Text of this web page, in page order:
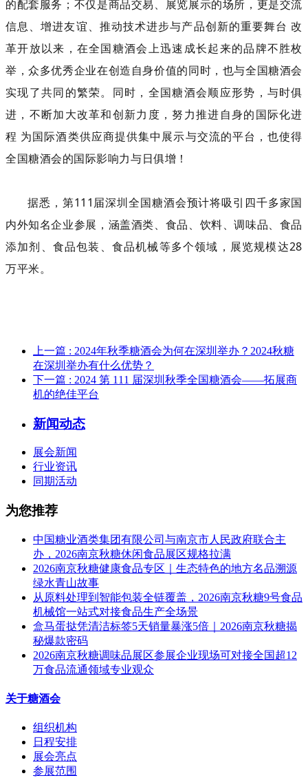
的配套服务；不仅是商品交易、展览展示的场所，更是交流
信息、增进友谊、推动技术进步与产品创新的重要舞台 改
革开放以来，在全国糖酒会上迅速成长起来的品牌不胜枚
举，众多优秀企业在创造自身价值的同时，也与全国糖酒会
实现了共同的繁荣。同时，全国糖酒会顺应形势，与时俱
进，不断加大改革和创新力度，努力推进自身的国际化进
程 为国际酒类供应商提供集中展示与交流的平台，也使得
全国糖酒会的国际影响力与日俱增！
据悉，第111届深圳全国糖酒会预计将吸引四千多家国
内外知名企业参展，涵盖酒类、食品、饮料、调味品、食品
添加剂、食品包装、食品机械等多个领域，展览规模达28
万平米。
上一篇 : 2024年秋季糖酒会为何在深圳举办？2024秋糖
在深圳举办有什么优势？
下一篇 : 2024 第 111 届深圳秋季全国糖酒会——拓展商
机的绝佳平台
新闻动态
展会新闻
行业资讯
同期活动
为您推荐
中国糖业酒类集团有限公司与南京市人民政府联合主
办，2026南京秋糖休闲食品展区规格拉满
2026南京秋糖健康食品专区｜生态特色的地方名品溯源
绿水青山故事
从原料处理到智能包装全链覆盖，2026南京秋糖9号食品
机械馆一站式对接食品生产全场景
盒马蛋挞凭清洁标签5天销量暴涨5倍｜2026南京秋糖揭
秘爆款密码
2026南京秋糖调味品展区参展企业现场可对接全国超12
万食品流通领域专业观众
关于糖酒会
组织机构
日程安排
展会亮点
参展范围